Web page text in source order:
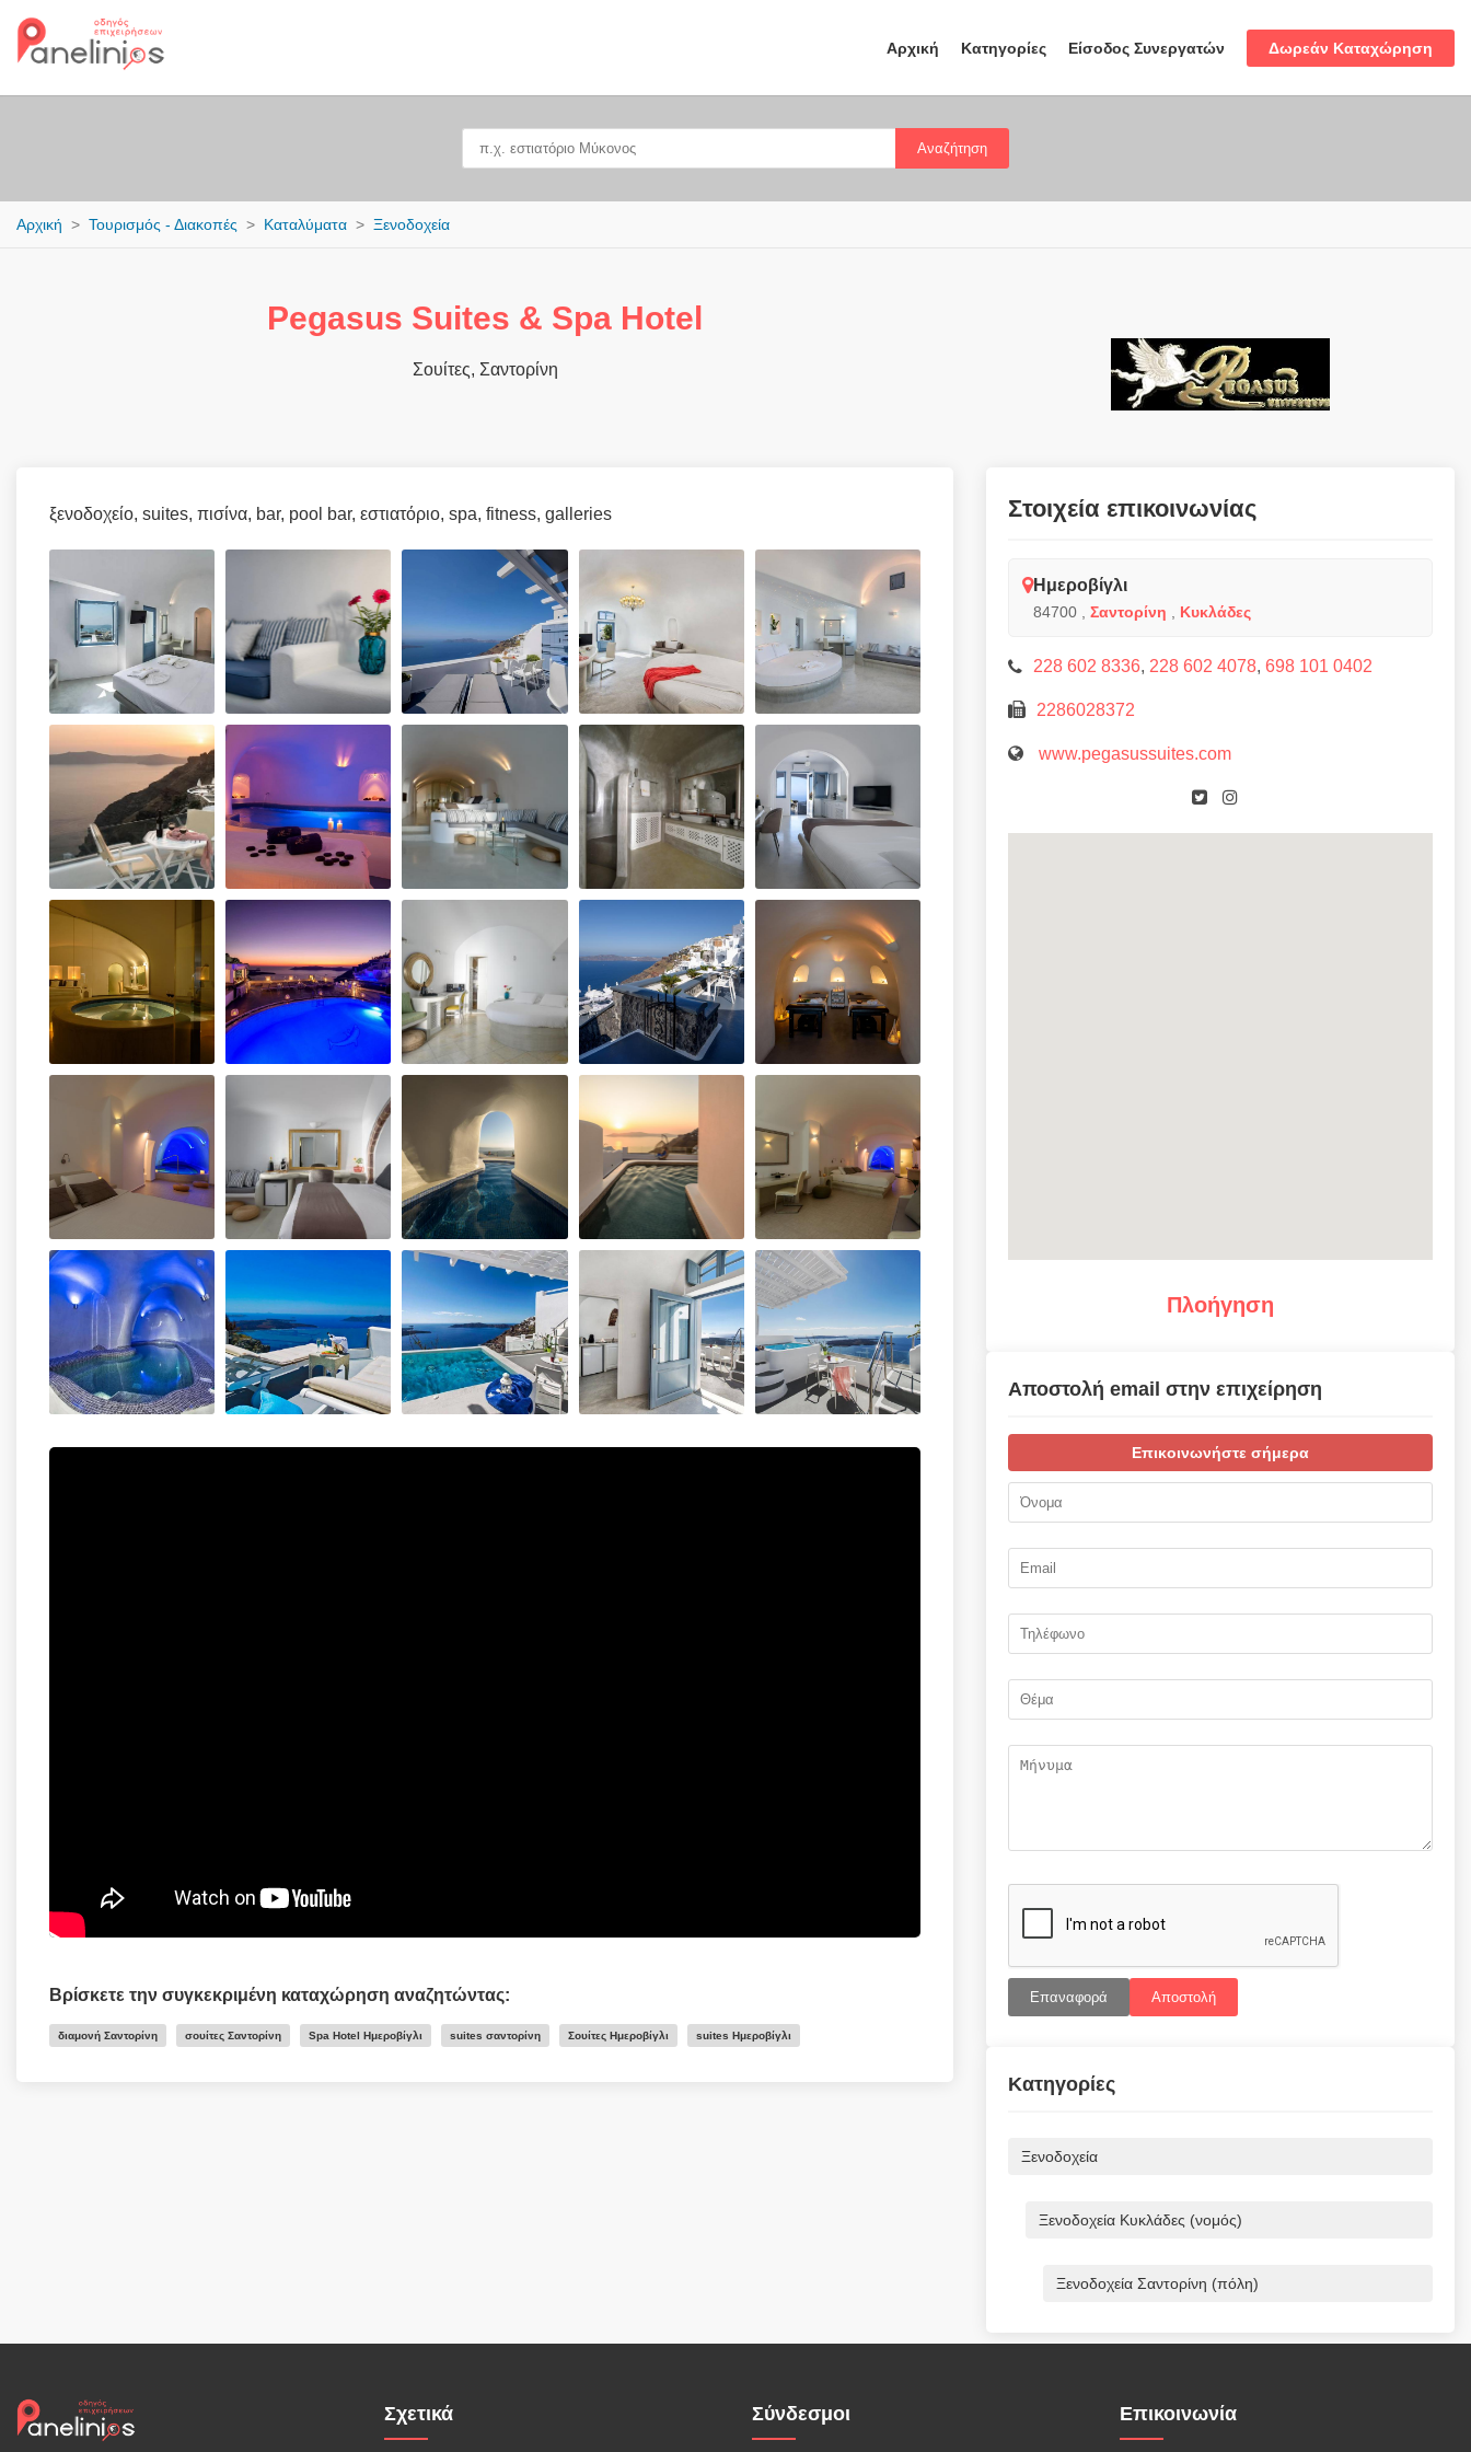
Αρχική Κατηγορίες Είσοδος Συνεργατών Δωρεάν Καταχώρηση
Αναζήτηση
Αρχική Τουρισμός - Διακοπές Καταλύματα Ξενοδοχεία
Pegasus Suites & Spa Hotel
Σουίτες, Σαντορίνη
ξενοδοχείο, suites, πισίνα, bar, pool bar, εστιατόριο, spa, fitness, galleries
Βρίσκετε την συγκεκριμένη καταχώρηση αναζητώντας:
διαμονή Σαντορίνη σουίτες Σαντορίνη Spa Hotel Ημεροβίγλι suites σαντορίνη Σουίτες Ημεροβίγλι suites Ημεροβίγλι
Στοιχεία επικοινωνίας
Ημεροβίγλι
84700 Σαντορίνη Κυκλάδες
228 602 8336, 228 602 4078, 698 101 0402
2286028372
www.pegasussuites.com
Πλοήγηση
Αποστολή email στην επιχείρηση
Επικοινωνήστε σήμερα
Επαναφορά Αποστολή
Κατηγορίες
Ξενοδοχεία
Ξενοδοχεία Κυκλάδες (νομός)
Ξενοδοχεία Σαντορίνη (πόλη)
Σχετικά Σύνδεσμοι Επικοινωνία